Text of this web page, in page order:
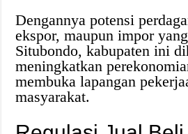
Dengannya potensi
ekspor, maupun impor
Situbondo, kabupaten ini
meningkatkan
membuka lapangan
masyarakat.